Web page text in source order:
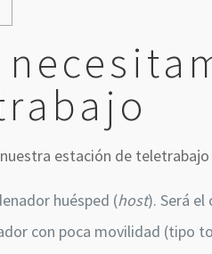
estación de
huésped (host). Será
con poca movilidad (tipo